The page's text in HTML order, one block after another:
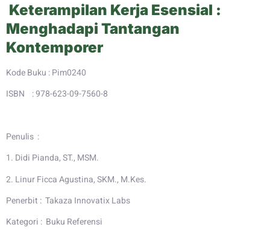
Keterampilan Kerja Esensial :
Menghadapi Tantangan
Kontemporer
Kode Buku : Pim0240
ISBN : 978-623-09-7560-8
Penulis :
1. Didi Pianda, ST., MSM.
2. Linur Ficca Agustina, SKM., M.Kes.
Penerbit : Takaza Innovatix Labs
Kategori : Buku Referensi